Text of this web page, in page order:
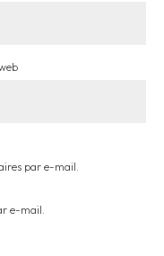
par e-mail.
e-mail.